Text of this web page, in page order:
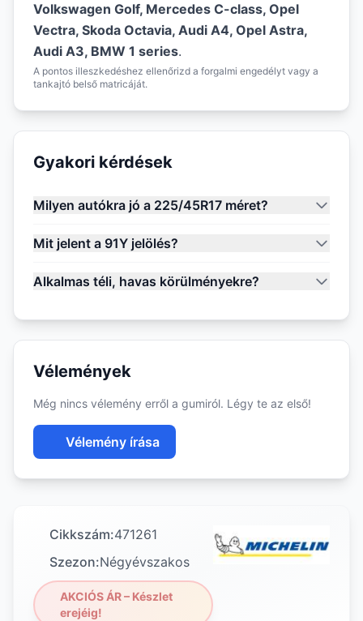
Volkswagen Golf, Mercedes C-class, Opel
Vectra, Skoda Octavia, Audi A4, Opel Astra,
Audi A3, BMW 1 series.
A pontos illeszkedéshez ellenőrizd a forgalmi engedélyt vagy a
tankajtó belső matricáját.
Gyakori kérdések
Milyen autókra jó a 225/45R17 méret?
Mit jelent a 91Y jelölés?
Alkalmas téli, havas körülményekre?
Vélemények
Még nincs vélemény erről a gumiról. Légy te az első!
Vélemény írása
Cikkszám:471261
Szezon:Négyévszakos
AKCIÓS ÁR – Készlet
erejéig!